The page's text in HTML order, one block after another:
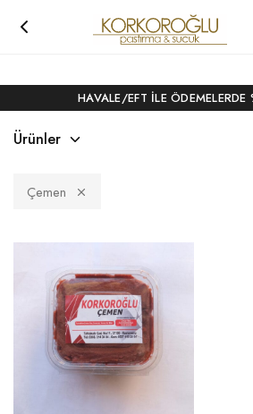
4500 TL ÜZERI ALIŞVERIŞLERDE
HAVALE/EFT ILE
Ürünler
Çemen